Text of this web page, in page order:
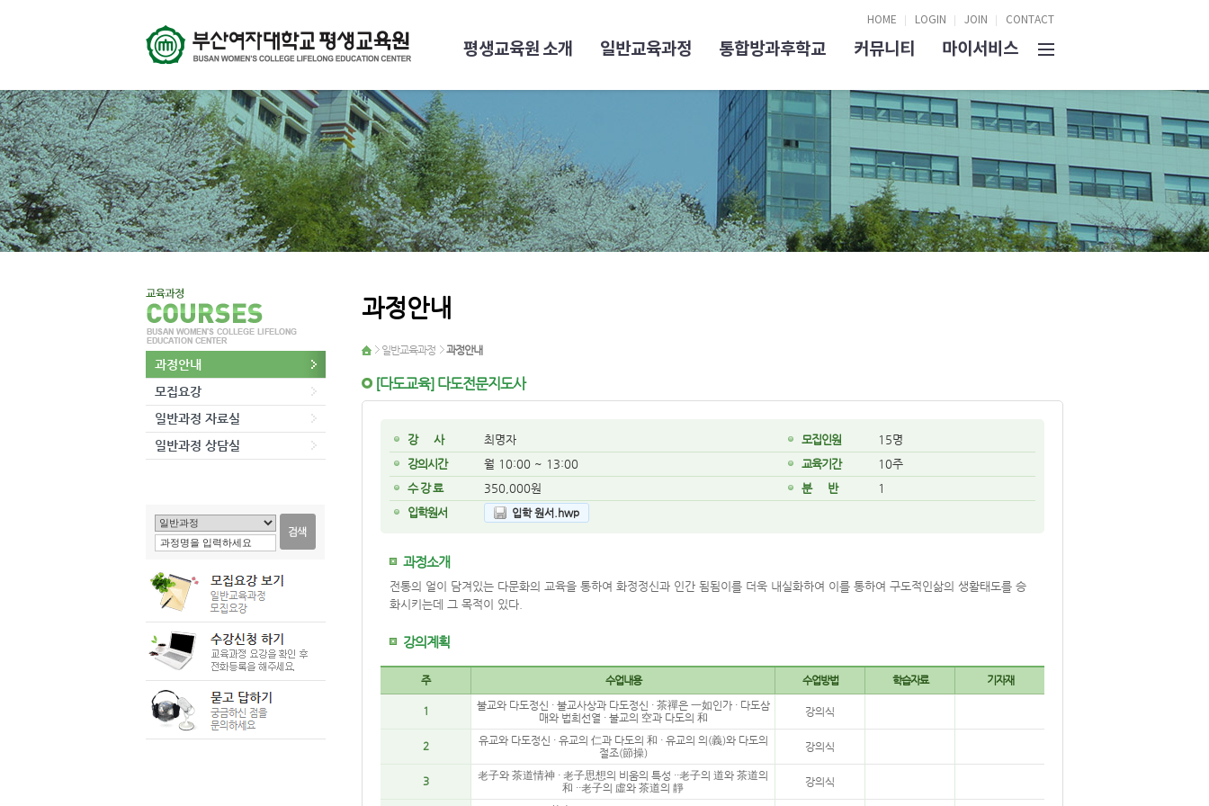
HOME LOGIN JOIN CONTACT
평생교육원 소개 일반교육과정 통합방과후학교 커뮤니티 마이서비스
과정안내
모집요강
일반과정 자료실
일반과정 상담실
과정안내
일반교육과정 과정안내
[다도교육] 다도전문지도사
강 사 최명자 모집인원
15명
강의시간
월 10:00 ~ 13:00 교육기간
10주
수 강 료
350,000원 분 반
1
입학원서
입학 원서.hwp
과정소개
전통의 얼이 담겨있는 다문화의 교육을 통하여 화정정신과 인간 됨됨이를 더욱 내실화하여 이를 통하여 구도적인삶의 생활태도를 승
화시키는데 그 목적이 있다.
강의계획
주 수업내용 수업방법 학습자료 기자재
1
불교와 다도정신 · 불교사상과 다도정신 · 茶禪은 一如인가 · 다도삼
매와 법희선열 · 불교의 空과 다도의 和
강의식
2
유교와 다도정신 · 유교의 仁과 다도의 和 · 유교의 의(義)와 다도의
절조(節操)
강의식
3
老子와 茶道情神 · 老子思想의 비움의 특성 ··老子의 道와 茶道의
和 ··老子의 虛와 茶道의 靜
강의식